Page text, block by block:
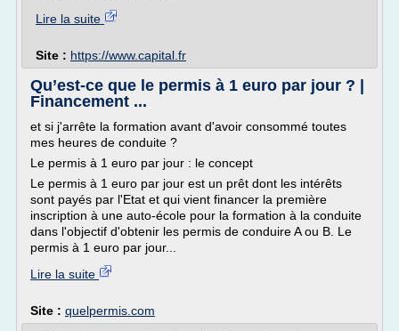
Lire la suite
Site : https://www.capital.fr
Qu’est-ce que le permis à 1 euro par jour ? |
Financement ...
et si j'arrête la formation avant d'avoir consommé toutes
mes heures de conduite ?
Le permis à 1 euro par jour : le concept
Le permis à 1 euro par jour est un prêt dont les intérêts
sont payés par l'Etat et qui vient financer la première
inscription à une auto-école pour la formation à la conduite
dans l'objectif d'obtenir les permis de conduire A ou B. Le
permis à 1 euro par jour...
Lire la suite
Site : quelpermis.com